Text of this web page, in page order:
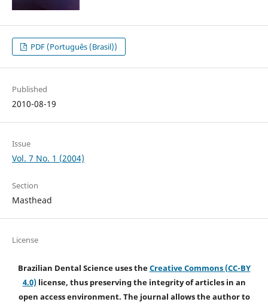
PDF (Português (Brasil))
Published
2010-08-19
Issue
Vol. 7 No. 1 (2004)
Section
Masthead
License
Brazilian Dental Science uses theCreative Commons (CC-BY
4.0)license, thus preserving the integrity of articles in an
open access environment. The journal allows the author to